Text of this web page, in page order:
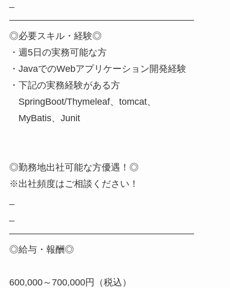
――――――――――――――――――――
◎必要スキル・経験◎
・週5日の実務可能な方
・JavaでのWebアプリケーション開発経験
・下記の実務経験がある方
SpringBoot/Thymeleaf、tomcat、
MyBatis、Junit
◎勤務地出社可能な方優遇！◎
※出社頻度はご相談ください！
――――――――――――――――――――
◎給与・報酬◎
600,000～700,000円（税込）